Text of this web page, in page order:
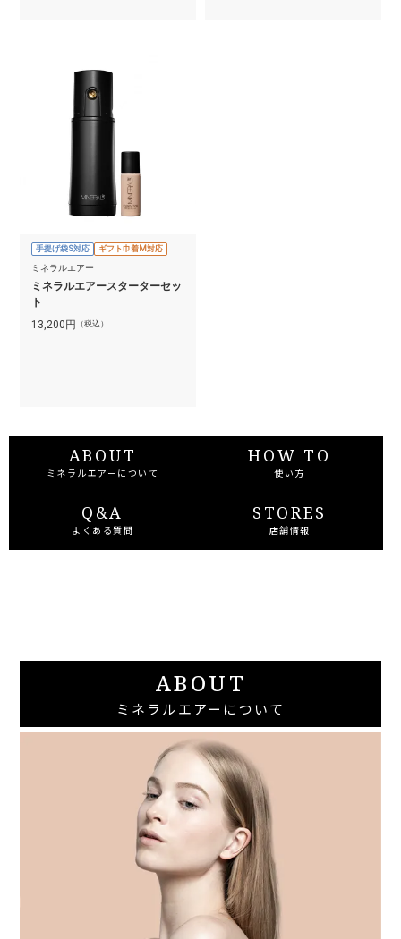
手提げ袋S対応 ギフト巾着M対応
ミネラルエアー
ミネラルエアースターターセッ
ト
13,200 円 （税込）
ABOUT
ミネラルエアーについて
HOW TO
使い方
Q&A
よくある質問
STORES
店舗情報
ABOUT
ミネラルエアーについて